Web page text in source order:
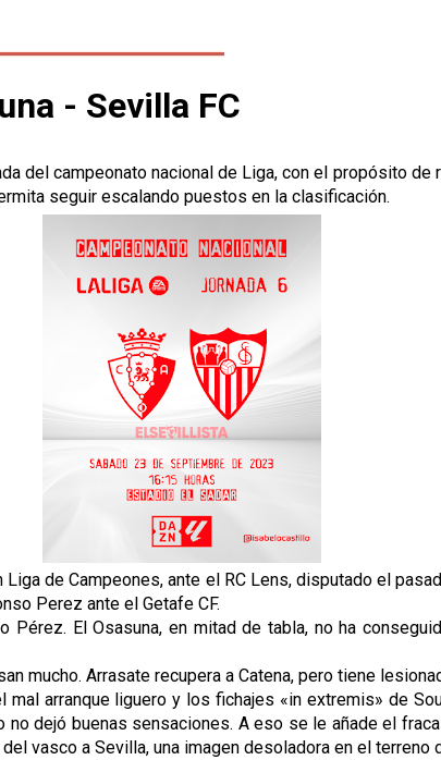
- Sevilla FC
del campeonato nacional de Liga, con el propósito de
seguir escalando puestos en la clasificación.
de Campeones, ante el RC Lens, disputado el
Perez ante el Getafe CF.
El Osasuna, en mitad de tabla, no ha
mucho. Arrasate recupera a Catena, pero tiene
arranque liguero y los fichajes «in extremis» de
dejó buenas sensaciones. A eso se le añade el
vasco a Sevilla, una imagen desoladora en el terreno